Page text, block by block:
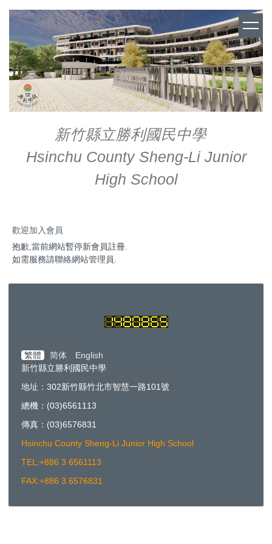
跳
到
主
要
內
容
區
新竹縣立勝利國民中學
Hsinchu County Sheng-Li Junior
High School
歡迎加入會員
抱歉,當前網站暫停新會員註冊.
如需服務請聯絡網站管理員.
繁體 简体
English
新竹縣立勝利國民中學
地址：302新竹縣竹北市智慧一路101號
總機：(03)6561113
傳真：(03)6576831
Hsinchu County Sheng-Li Junior High School
TEL:+886 3 6561113
FAX:+886 3 6576831